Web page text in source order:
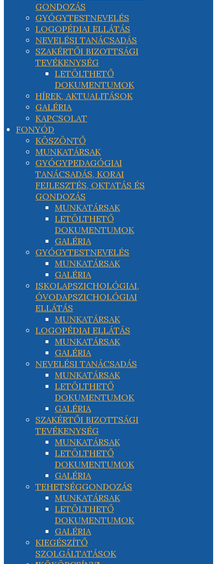
GONDOZÁS
GYÓGYTESTNEVELÉS
LOGOPÉDIAI ELLÁTÁS
NEVELÉSI TANÁCSADÁS
SZAKÉRTŐI BIZOTTSÁGI
TEVÉKENYSÉG
LETÖLTHETŐ
DOKUMENTUMOK
HÍREK, AKTUALITÁSOK
GALÉRIA
KAPCSOLAT
FONYÓD
KÖSZÖNTŐ
MUNKATÁRSAK
GYÓGYPEDAGÓGIAI
TANÁCSADÁS, KORAI
FEJLESZTÉS, OKTATÁS ÉS
GONDOZÁS
MUNKATÁRSAK
LETÖLTHETŐ
DOKUMENTUMOK
GALÉRIA
GYÓGYTESTNEVELÉS
MUNKATÁRSAK
GALÉRIA
ISKOLAPSZICHOLÓGIAI,
ÓVODAPSZICHOLÓGIAI
ELLÁTÁS
MUNKATÁRSAK
LOGOPÉDIAI ELLÁTÁS
MUNKATÁRSAK
GALÉRIA
NEVELÉSI TANÁCSADÁS
MUNKATÁRSAK
LETÖLTHETŐ
DOKUMENTUMOK
GALÉRIA
SZAKÉRTŐI BIZOTTSÁGI
TEVÉKENYSÉG
MUNKATÁRSAK
LETÖLTHETŐ
DOKUMENTUMOK
GALÉRIA
TEHETSÉGGONDOZÁS
MUNKATÁRSAK
LETÖLTHETŐ
DOKUMENTUMOK
GALÉRIA
KIEGÉSZÍTŐ
SZOLGÁLTATÁSOK